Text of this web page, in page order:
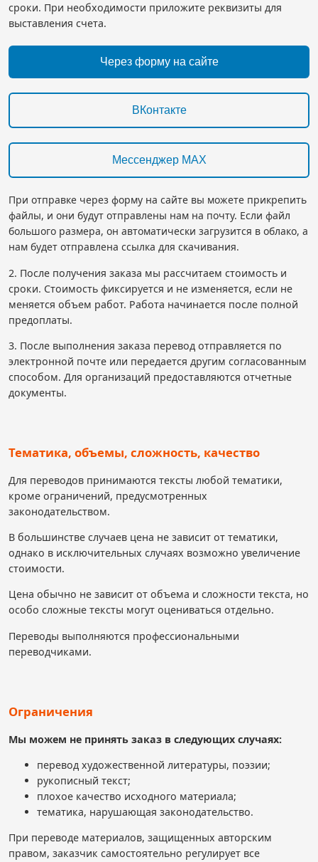
сроки. При необходимости приложите реквизиты для
выставления счета.
Через форму на сайте
ВКонтакте
Мессенджер MAX
При отправке через форму на сайте вы можете прикрепить
файлы, и они будут отправлены нам на почту. Если файл
большого размера, он автоматически загрузится в облако, а
нам будет отправлена ссылка для скачивания.
2. После получения заказа мы рассчитаем стоимость и
сроки. Стоимость фиксируется и не изменяется, если не
меняется объем работ. Работа начинается после полной
предоплаты.
3. После выполнения заказа перевод отправляется по
электронной почте или передается другим согласованным
способом. Для организаций предоставляются отчетные
документы.
Тематика, объемы, сложность, качество
Для переводов принимаются тексты любой тематики,
кроме ограничений, предусмотренных
законодательством.
В большинстве случаев цена не зависит от тематики,
однако в исключительных случаях возможно увеличение
стоимости.
Цена обычно не зависит от объема и сложности текста, но
особо сложные тексты могут оцениваться отдельно.
Переводы выполняются профессиональными
переводчиками.
Ограничения
Мы можем не принять заказ в следующих случаях:
перевод художественной литературы, поэзии;
рукописный текст;
плохое качество исходного материала;
тематика, нарушающая законодательство.
При переводе материалов, защищенных авторским
правом, заказчик самостоятельно регулирует все